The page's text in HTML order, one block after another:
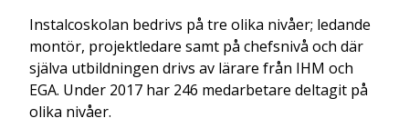
Instalcoskolan bedrivs på tre olika nivåer; ledande
montör, projektledare samt på chefsnivå och där
själva utbildningen drivs av lärare från IHM och
EGA. Under 2017 har 246 medarbetare deltagit på
olika nivåer.